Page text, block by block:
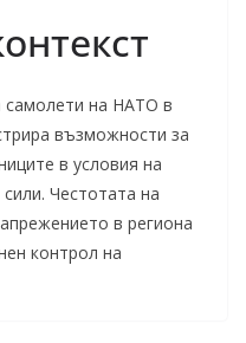
самолети на НАТО в
възможности за
в условия на
Честотата на
в региона
контрол на